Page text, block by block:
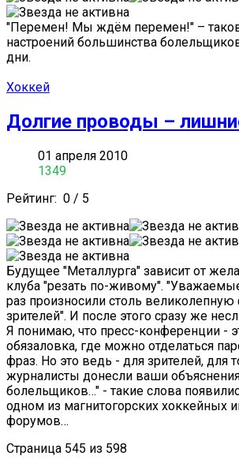
"Перемен! Мы ждём перемен!" –
настроений большинства
дни.
Хоккей
Долгие проводы –
01 апреля 2010
1349
Рейтинг: 0 / 5
Будущее "Металлурга" зависит от
клуба "резать по-живому".
раз произносили столь великолепную
зрителей". И после этого сразу же
Я понимаю, что пресс-конференции -
обязаловка, где можно отделаться
фраз. Но это ведь - для зрителей, для
журналисты донесли ваши
болельщиков…" - такие слова
одном из магнитогорских хоккейных
форумов…
Страница 545 из 598